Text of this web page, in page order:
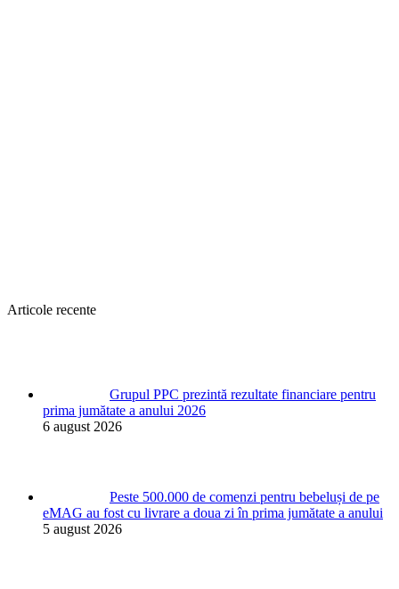
Articole recente
Grupul PPC prezintă rezultate financiare pentru
prima jumătate a anului 2026
6 august 2026
Peste 500.000 de comenzi pentru bebeluși de pe
eMAG au fost cu livrare a doua zi în prima jumătate a anului
5 august 2026